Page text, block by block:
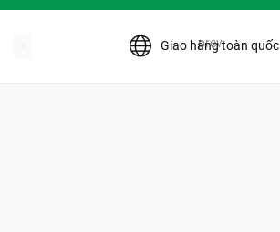
Giao hàng toàn quốc
prev